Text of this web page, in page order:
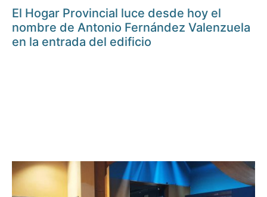
El Hogar Provincial luce desde hoy el
nombre de Antonio Fernández Valenzuela
en la entrada del edificio